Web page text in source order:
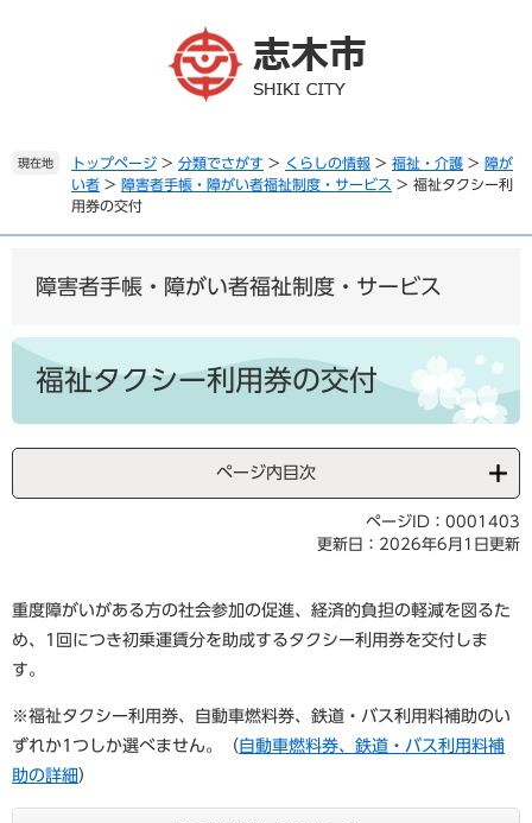
本
現在地 トップページ > 分類でさがす > くらしの情報 > 福祉・介護 > 障が
い者 > 障害者手帳・障がい者福祉制度・サービス > 福祉タクシー利
用券の交付
障害者手帳・障がい者福祉制度・サービス
本
福祉タクシー利用券の交付
ページ内目次
ページID：0001403
更新日：2026年6月1日更新
重度障がいがある方の社会参加の促進、経済的負担の軽減を図るた
め、1回につき初乗運賃分を助成するタクシー利用券を交付しま
す。
※福祉タクシー利用券、自動車燃料券、鉄道・バス利用料補助のい
ずれか1つしか選べません。（ 自動車燃料券、鉄道・バス利用料補
助の詳細 ）